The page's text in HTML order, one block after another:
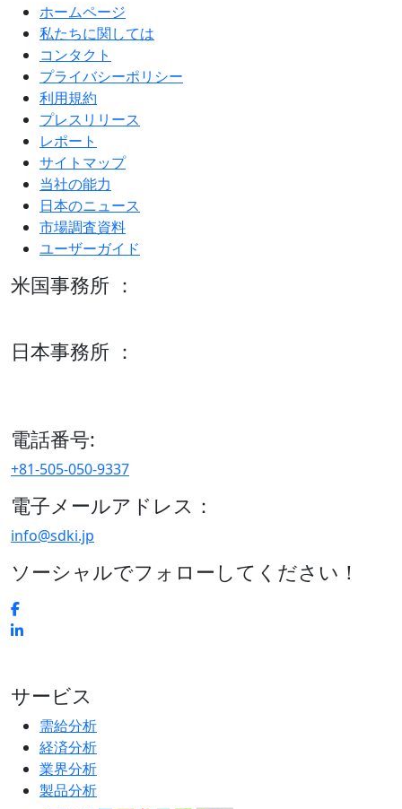
ホームページ
私たちに関しては
コンタクト
プライバシーポリシー
利用規約
プレスリリース
レポート
サイトマップ
当社の能力
日本のニュース
市場調査資料
ユーザーガイド
米国事務所 ：
日本事務所 ：
電話番号:
+81-505-050-9337
電子メールアドレス：
info@sdki.jp
ソーシャルでフォローしてください！
サービス
需給分析
経済分析
業界分析
製品分析